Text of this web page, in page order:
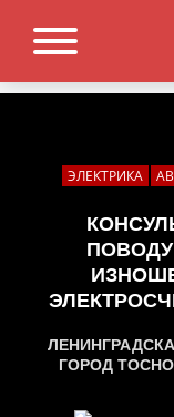
ЭЛЕКТРИКА
ГОРОД